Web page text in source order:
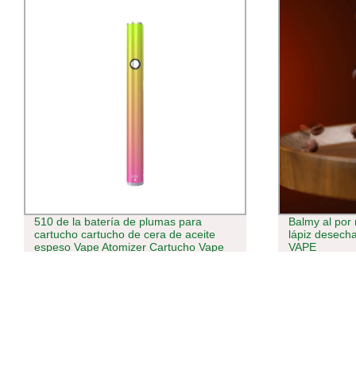
Balmy al por mayor Go 600 Puffs Pod
lápiz desechable electrónico Cigarette
VAPE
Lápiz
de
de galletas